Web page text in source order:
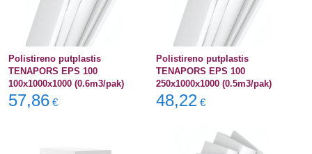
Polistireno putplastis
TENAPORS EPS 100
100x1000x1000 (0.6m3/pak)
57,86 €
Polistireno putplastis
TENAPORS EPS 100
250x1000x1000 (0.5m3/pak)
48,22 €